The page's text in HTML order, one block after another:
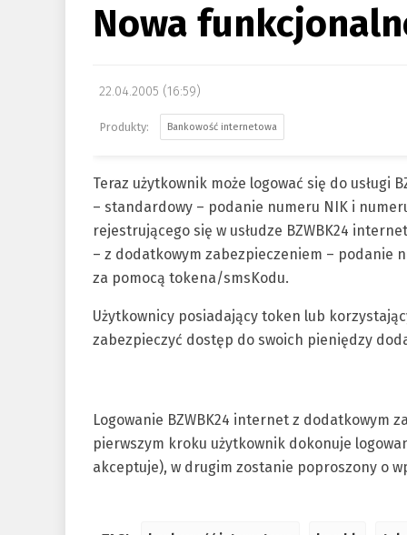
Nowa
22.04.2005 (16:59)
Bankowość internetowa
Teraz użytkownik może logować się do usługi
– standardowy – podanie numeru NIK i
rejestrującego się w usłudze BZWBK24
– z dodatkowym zabezpieczeniem – podanie
za pomocą tokena/smsKodu.
Użytkownicy posiadający token lub
zabezpieczyć dostęp do swoich pieniędzy
Logowanie BZWBK24 internet z dodatkowym
pierwszym kroku użytkownik dokonuje
akceptuje), w drugim zostanie poproszony o